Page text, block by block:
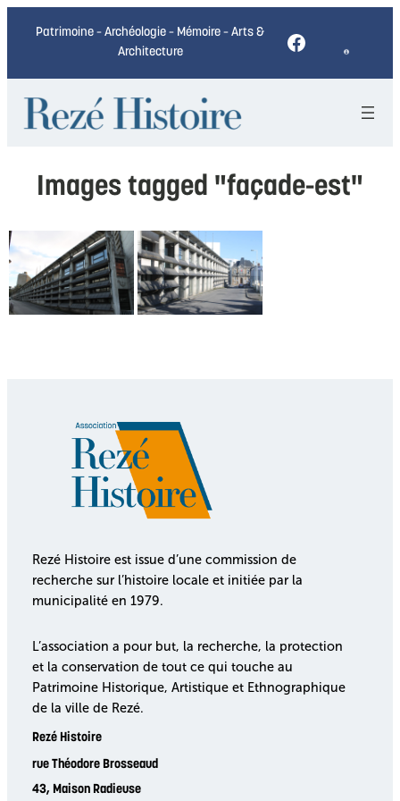
Patrimoine – Archéologie – Mémoire – Arts &
Architecture
Facebook
Images tagged "façade-est"
Rezé Histoire est issue d’une commission de
recherche sur l’histoire locale et initiée par la
municipalité en 1979.
L’association a pour but, la recherche, la protection
et la conservation de tout ce qui touche au
Patrimoine Historique, Artistique et Ethnographique
de la ville de Rezé.
Rezé Histoire
rue Théodore Brosseaud
43, Maison Radieuse